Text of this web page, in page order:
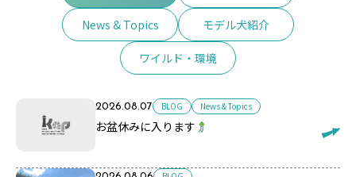
News & Topics モデル犬紹介
ワイルド・環境
2026.08.07 BLOG News & Topics
お盆休みに入ります